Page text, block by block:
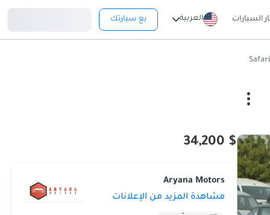
السيارات العربية بع سيارتك
$ 34,200
Aryana Motors
مشاهدة المزيد من الإعلانات